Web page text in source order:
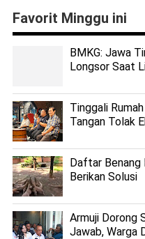
Favorit Minggu ini
BMKG: Jawa
Longsor Saat
Tinggali
Tangan Tolak
Daftar Benang
Berikan Solusi
Armuji Dorong
Jawab, Warga